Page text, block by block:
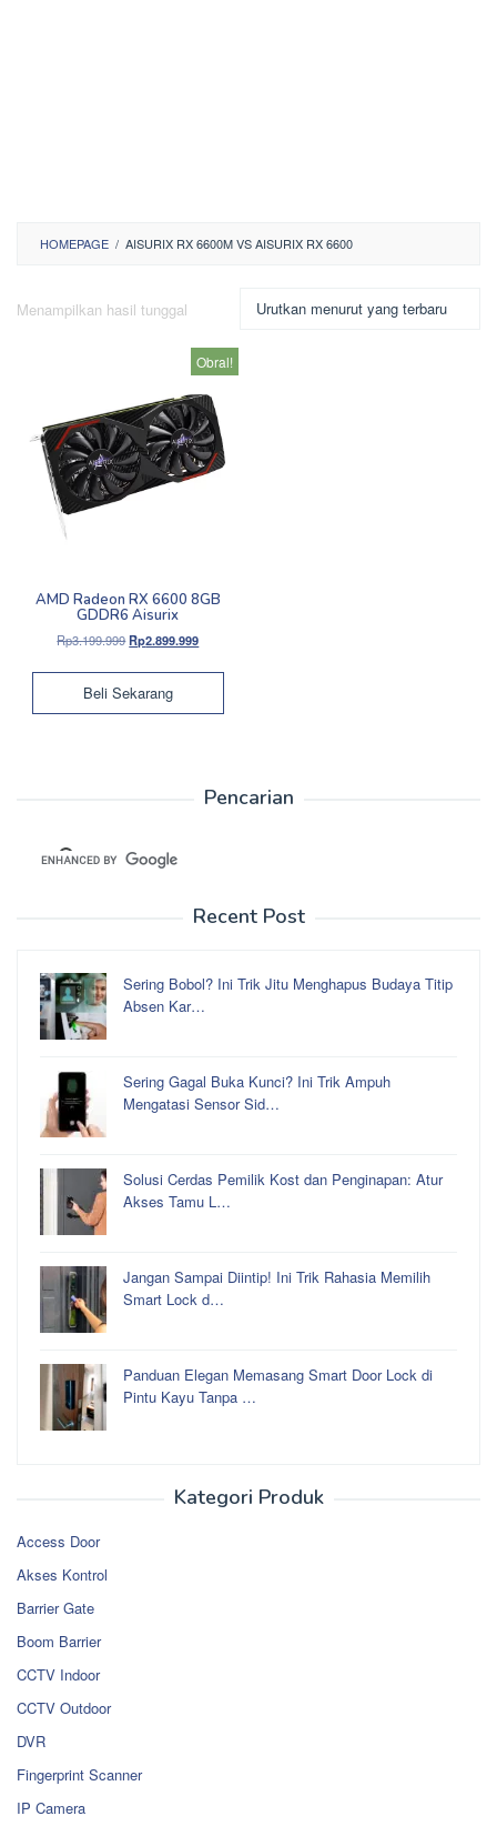
HOMEPAGE / AISURIX RX 6600M VS AISURIX RX 6600
Menampilkan hasil tunggal
Obral!
AMD Radeon RX 6600 8GB
GDDR6 Aisurix
Rp3.199.999Harga
adalah:
Rp3.199.999.
Rp2.899.999Harga
ini
Rp2.899.999.
Beli Sekarang
Pencarian
Recent Post
Sering Bobol? Ini Trik Jitu Menghapus Budaya Titip
Absen Kar…
Sering Gagal Buka Kunci? Ini Trik Ampuh
Mengatasi Sensor Sid…
Solusi Cerdas Pemilik Kost dan Penginapan: Atur
Akses Tamu L…
Jangan Sampai Diintip! Ini Trik Rahasia Memilih
Smart Lock d…
Panduan Elegan Memasang Smart Door Lock di
Pintu Kayu Tanpa …
Kategori Produk
Access Door
Akses Kontrol
Barrier Gate
Boom Barrier
CCTV Indoor
CCTV Outdoor
DVR
Fingerprint Scanner
IP Camera